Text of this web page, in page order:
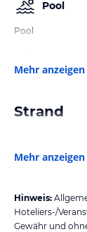
Pool
Pool
Mehr anzeigen
Strand
Mehr anzeigen
Hinweis:
Hoteliers-/
Gewähr und